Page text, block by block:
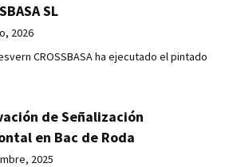
SL
2026
CROSSBASA ha ejecutado el pintado
de Señalización
en Bac de Roda
2025